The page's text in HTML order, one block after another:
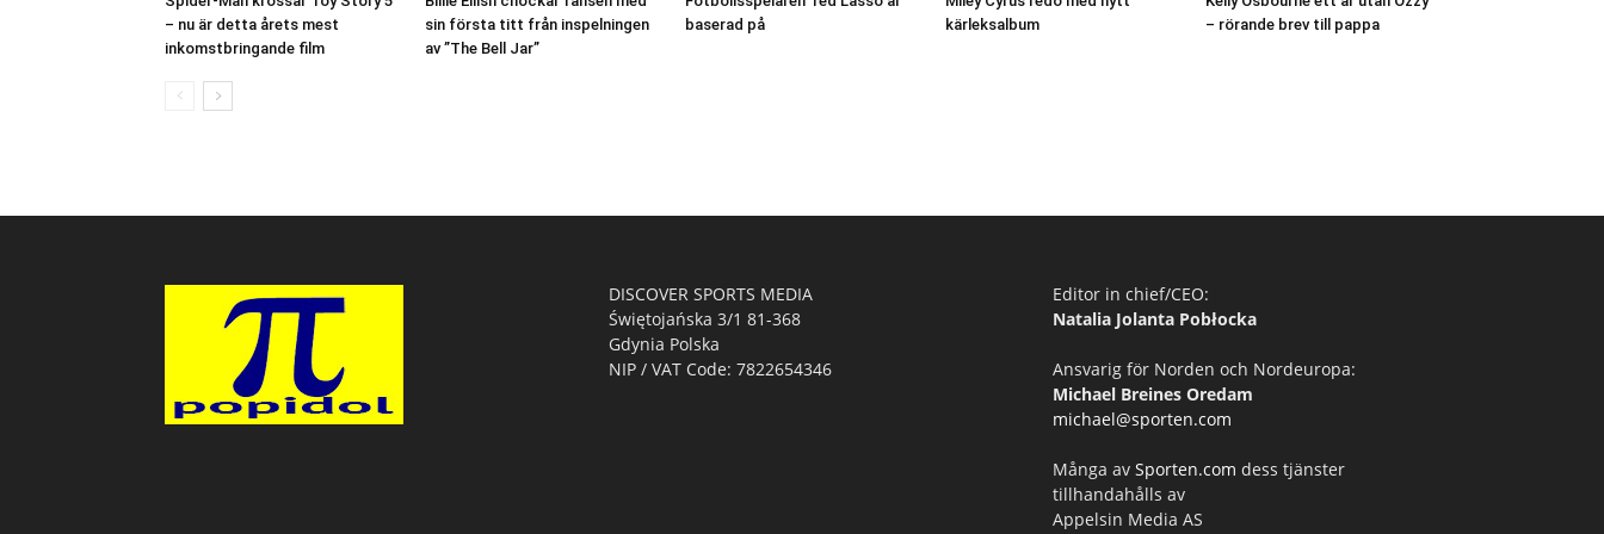
– nu är detta årets mest
inkomstbringande film
sin första titt från inspelningen
av ”The Bell Jar”
baserad på
kärleksalbum
– rörande brev till pappa
DISCOVER SPORTS MEDIA
Świętojańska 3/1 81-368
Gdynia Polska
NIP / VAT Code: 7822654346
Editor in chief/CEO:
Natalia Jolanta Pobłocka
Ansvarig för Norden och Nordeuropa:
Michael Breines Oredam
michael@sporten.com
Många av Sporten.com dess tjänster
tillhandahålls av
Appelsin Media AS